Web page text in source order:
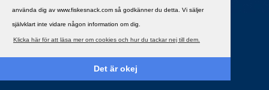
använda dig av www.fiskesnack.com så godkänner du detta. Vi säljer
självklart inte vidare någon information om dig.
Klicka här för att läsa mer om cookies och hur du tackar nej till dem.
Det är okej